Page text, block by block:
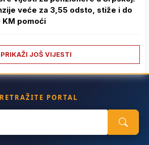
veće za 3,55 odsto, stiže i do
KM pomoći
PRIKAŽI JOŠ VIJESTI
PORTAL